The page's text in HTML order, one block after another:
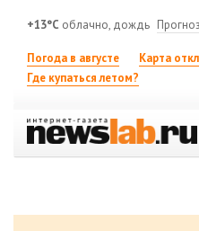
+13°C облачно, дождь
Погода в августе Карта
Где купаться летом?